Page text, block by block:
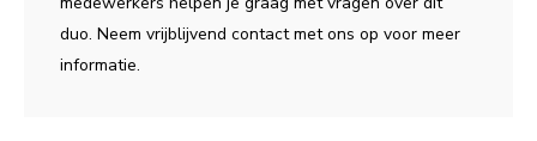
duo. Neem vrijblijvend contact met ons op voor meer
informatie.